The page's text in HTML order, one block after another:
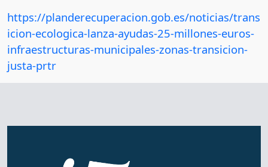
https://planderecuperacion.gob.es/noticias/trans
icion-ecologica-lanza-ayudas-25-millones-euros-
infraestructuras-municipales-zonas-transicion-
justa-prtr